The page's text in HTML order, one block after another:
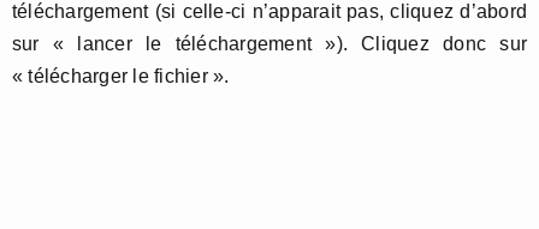
téléchargement (si celle-ci n’apparait pas, cliquez d’abord
sur « lancer le téléchargement »). Cliquez donc sur
« télécharger le fichier ».